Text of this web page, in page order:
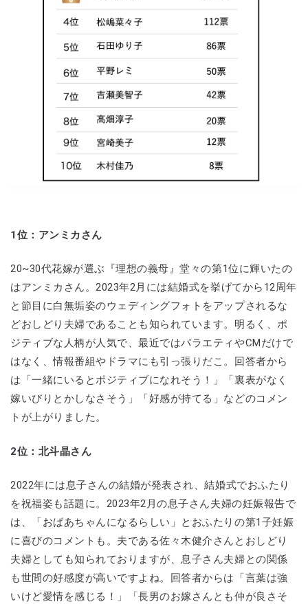
1位：アンミカさん
20~30代花嫁が選ぶ『理想の義母』堂々の第1位に輝いたの
はアンミカさん。2023年2月には結婚式を挙げてから12周年
と節目に白無垢姿のウェディングフォトをアップされるな
どおしどり夫婦であることも知られています。明るく、ポ
ジティブな人柄が人気で、最近ではバラエティやCMだけで
はなく、情報番組やドラマにも引っ張りだこ。回答者から
は「一緒にいるとポジティブになれそう！」「裏表がなく
嫁いびりとかしなさそう」「好感が持てる」などのコメン
トが上がりました。
2位：北斗晶さん
2022年には息子さんの結婚が発表され、結婚式でおふたり
を祝福姿も話題に。2023年2月の息子さん夫婦の妊娠報告で
は、「おばあちゃんになるらしい」とおふたりの第1子妊娠
に喜びのコメントも。夫である佐々木健介さんとおしどり
夫婦としても知られておりますが、息子さん夫婦との関係
も世間の好感度が高いですよね。回答者からは「言葉は強
いけど愛情を感じる！」「長男のお嫁さんとも仲が良さそ